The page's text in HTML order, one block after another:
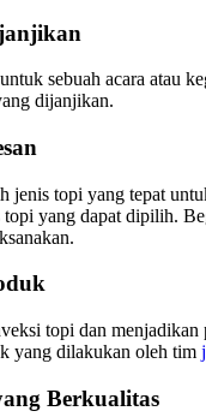
sebuah acara
dijanjikan.
jenis topi yang tepat
yang dapat dipilih.
topi dan
yang dilakukan oleh tim
Berkualitas